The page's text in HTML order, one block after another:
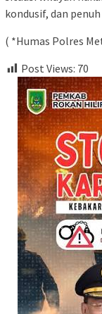
kondusif, dan
( *Humas Polres
Post Views: 70